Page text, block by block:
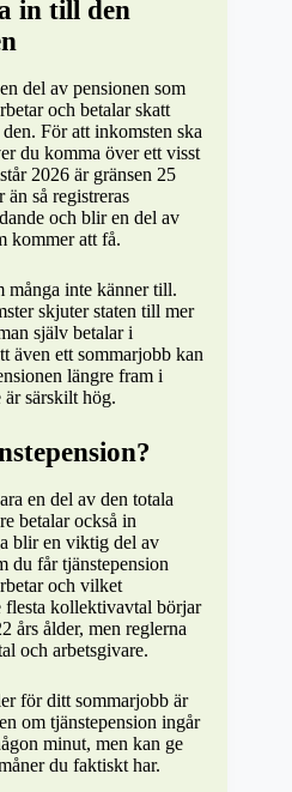
in till den
del av pensionen som
och betalar skatt
För att inkomsten ska
du komma över ett visst
2026 är gränsen 25
så registreras
och blir en del av
kommer att få.
många inte känner till.
skjuter staten till mer
själv betalar i
även ett sommarjobb kan
längre fram i
särskilt hög.
en del av den totala
betalar också in
blir en viktig del av
du får tjänstepension
och vilket
kollektivavtal börjar
års ålder, men reglerna
och arbetsgivare.
för ditt sommarjobb är
om tjänstepension ingår
minut, men kan ge
du faktiskt har.